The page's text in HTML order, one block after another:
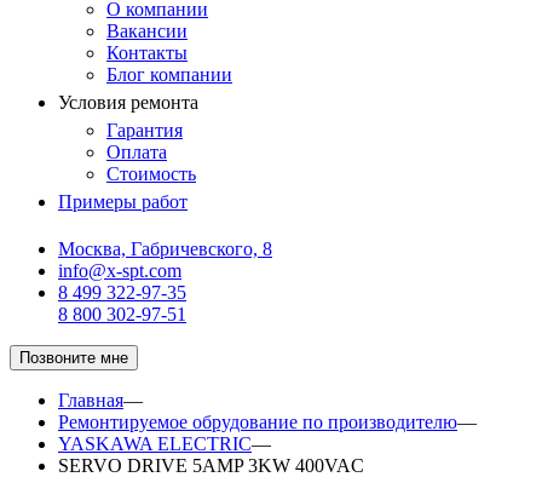
О компании
Вакансии
Контакты
Блог компании
Условия ремонта
Гарантия
Оплата
Стоимость
Примеры работ
Москва, Габричевского, 8
info@x-spt.com
8 499 322-97-35
8 800 302-97-51
Позвоните мне
Главная—
Ремонтируемое обрудование по производителю—
YASKAWA ELECTRIC—
SERVO DRIVE 5AMP 3KW 400VAC